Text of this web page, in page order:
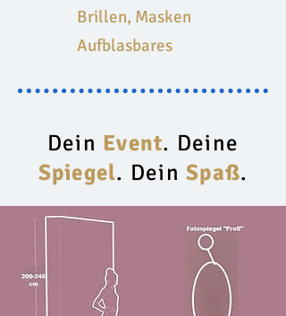
Brillen, Masken
Aufblasbares
Dein Event. Deine
Spiegel. DeinSpaß.